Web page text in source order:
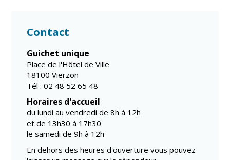
Contact
Guichet unique
Place de l'Hôtel de Ville
18100 Vierzon
Tél : 02 48 52 65 48
Horaires d'accueil
du lundi au vendredi de 8h à 12h
et de 13h30 à 17h30
le samedi de 9h à 12h
En dehors des heures d'ouverture vous pouvez